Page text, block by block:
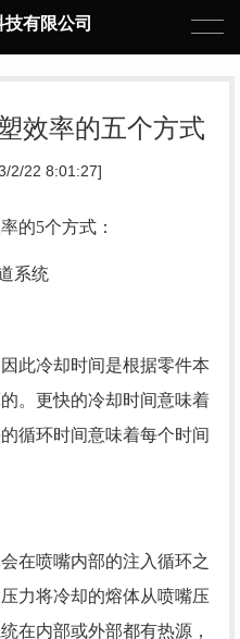
有限公司
效率的五个方式
2/22 8:01:27]
的5个方式：
此冷却时间是根据零件本
。更快的冷却时间意味着
循环时间意味着每个时间
在喷嘴内部的注入循环之
力将冷却的熔体从喷嘴压
在内部或外部都有热源，